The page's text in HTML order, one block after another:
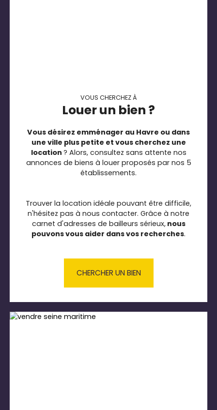
VOUS CHERCHEZ À
Louer un bien ?
Vous désirez emménager au Havre ou dans
une ville plus petite et vous cherchez une
location ? Alors, consultez sans attente nos
annonces de biens à louer proposés par nos 5
établissements.
Trouver la location idéale pouvant être difficile,
n'hésitez pas à nous contacter. Grâce à notre
carnet d'adresses de bailleurs sérieux,nous
pouvons vous aider dans vos recherches.
CHERCHER UN BIEN